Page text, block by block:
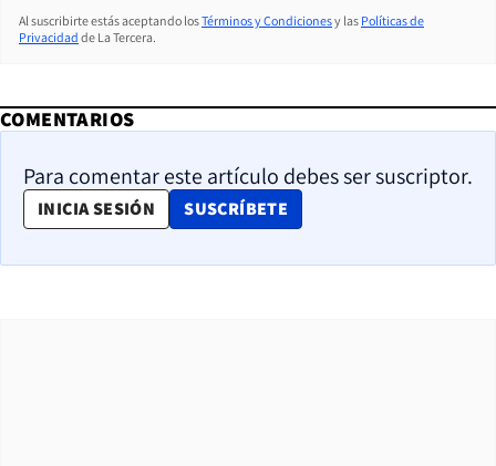
Al suscribirte estás aceptando losTérminos y Condicionesy las Políticas de
Privacidad de La Tercera.
COMENTARIOS
Para comentar este artículo debes ser suscriptor.
INICIA SESIÓN SUSCRÍBETE
OPENS IN NEW WINDOW